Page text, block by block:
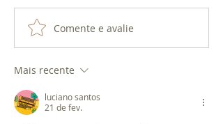
O TRIDENTE DE EXU
Comente e avalie
Mais recente
luciano santos
21 de fev.